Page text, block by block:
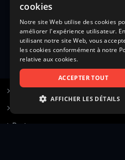
Poster une annonce
cookies
Notre site Web utilise des cookies
améliorer l'expérience utilisateur. En
utilisant notre site Web, vous
les cookies conformément à notre
relative aux cookies.
ACCEPTER TOUT
AFFICHER LES DÉTAILS